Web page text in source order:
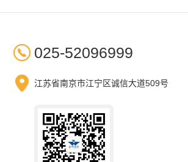
 025-52096999
 江苏省南京市江宁区诚信大道509号